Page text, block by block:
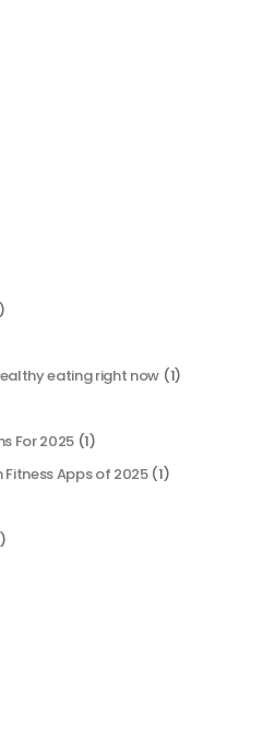
eating right now (1)
For 2025 (1)
Apps of 2025(1)